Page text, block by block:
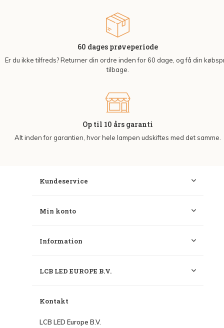
60 dages prøveperiode
Er du ikke tilfreds? Returner din ordre inden for 60 dage, og få din
tilbage.
Op til 10 års garanti
Alt inden for garantien, hvor hele lampen udskiftes med det samme.
Kundeservice
Min konto
Information
LCB LED EUROPE B.V.
Kontakt
LCB LED Europe B.V.